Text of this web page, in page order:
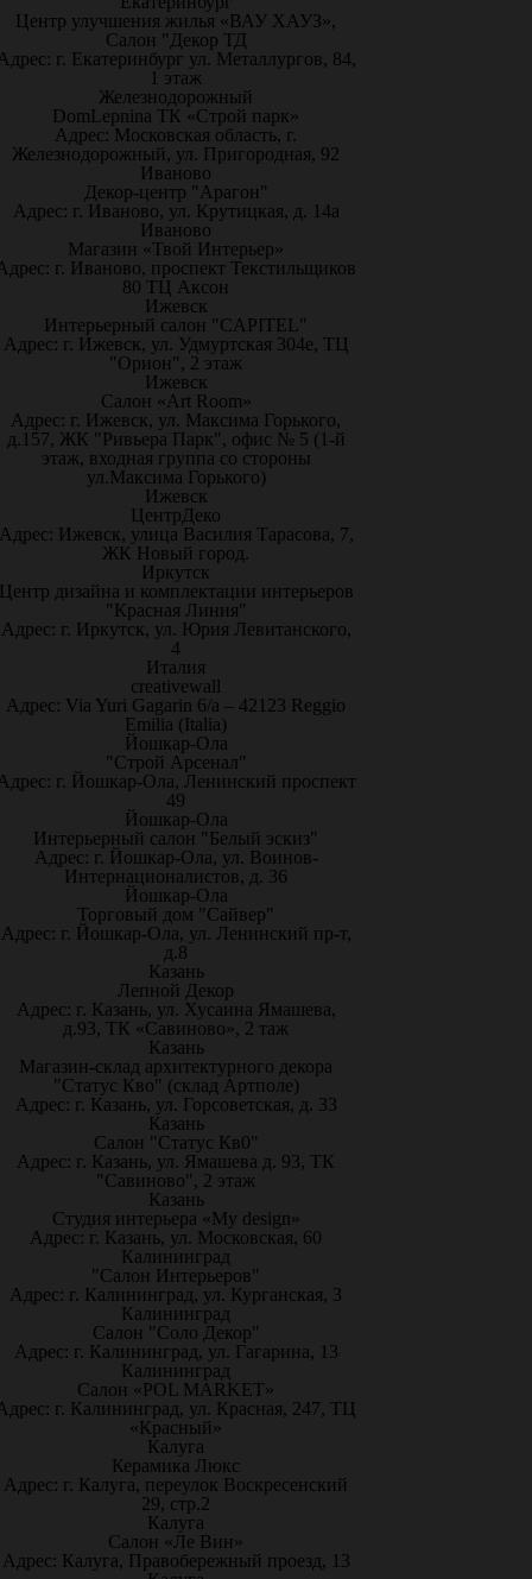
Центр улучшения жилья «ВАУ ХАУЗ»,
Салон "Декор ТД
г. Екатеринбург ул. Металлургов, 84,
1 этаж
Железнодорожный
DomLepnina ТК «Строй парк»
Адрес: Московская область, г.
Железнодорожный, ул. Пригородная, 92
Иваново
Декор-центр "Арагон"
Адрес: г. Иваново, ул. Крутицкая, д. 14а
Иваново
Магазин «Твой Интерьер»
г. Иваново, проспект Текстильщиков
80 ТЦ Аксон
Ижевск
Интерьерный салон "CAPITEL"
Адрес: г. Ижевск, ул. Удмуртская 304е, ТЦ
"Орион", 2 этаж
Ижевск
Салон «Art Room»
Адрес: г. Ижевск, ул. Максима Горького,
д.157, ЖК "Ривьера Парк", офис № 5 (1-й
этаж, входная группа со стороны
ул.Максима Горького)
Ижевск
ЦентрДеко
Ижевск, улица Василия Тарасова, 7,
ЖК Новый город.
Иркутск
дизайна и комплектации интерьеров
"Красная Линия"
Адрес: г. Иркутск, ул. Юрия Левитанского,
4
Италия
creativewall
Адрес: Via Yuri Gagarin 6/a – 42123 Reggio
Emilia (Italia)
Йошкар-Ола
"Строй Арсенал"
г. Йошкар-Ола, Ленинский проспект
49
Йошкар-Ола
Интерьерный салон "Белый эскиз"
Адрес: г. Йошкар-Ола, ул. Воинов-
Интернационалистов, д. 36
Йошкар-Ола
Торговый дом "Сайвер"
Адрес: г. Йошкар-Ола, ул. Ленинский пр-т,
д.8
Казань
Лепной Декор
Адрес: г. Казань, ул. Хусаина Ямашева,
д.93, ТК «Савиново», 2 таж
Казань
Магазин-склад архитектурного декора
"Статус Кво" (склад Артполе)
Адрес: г. Казань, ул. Горсоветская, д. 33
Казань
Салон "Статус Кв0"
Адрес: г. Казань, ул. Ямашева д. 93, ТК
"Савиново", 2 этаж
Казань
Студия интерьера «My design»
Адрес: г. Казань, ул. Московская, 60
Калининград
"Салон Интерьеров"
Адрес: г. Калининград, ул. Курганская, 3
Калининград
Салон "Соло Декор"
Адрес: г. Калининград, ул. Гагарина, 13
Калининград
Салон «POL MARKET»
г. Калининград, ул. Красная, 247, ТЦ
«Красный»
Калуга
Керамика Люкс
Адрес: г. Калуга, переулок Воскресенский
29, стр.2
Калуга
Салон «Ле Вин»
Адрес: Калуга, Правобережный проезд, 13